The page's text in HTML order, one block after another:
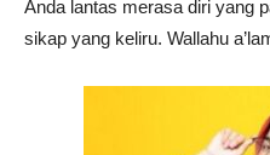
Anda lantas merasa diri yang
sikap yang keliru. Wallahu